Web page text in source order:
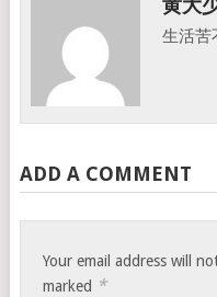
黄大
生活苦
ADD A COMMENT
Your email address will
marked *